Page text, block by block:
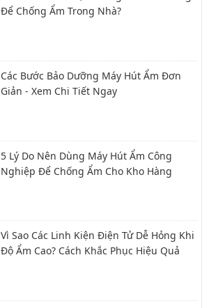
Để Chống Ẩm Trong Nhà?
Các Bước Bảo Dưỡng Máy Hút Ẩm Đơn
Giản - Xem Chi Tiết Ngay
5 Lý Do Nên Dùng Máy Hút Ẩm Công
Nghiệp Để Chống Ẩm Cho Kho Hàng
Vì Sao Các Linh Kiện Điện Tử Dễ Hỏng Khi
Độ Ẩm Cao? Cách Khắc Phục Hiệu Quả